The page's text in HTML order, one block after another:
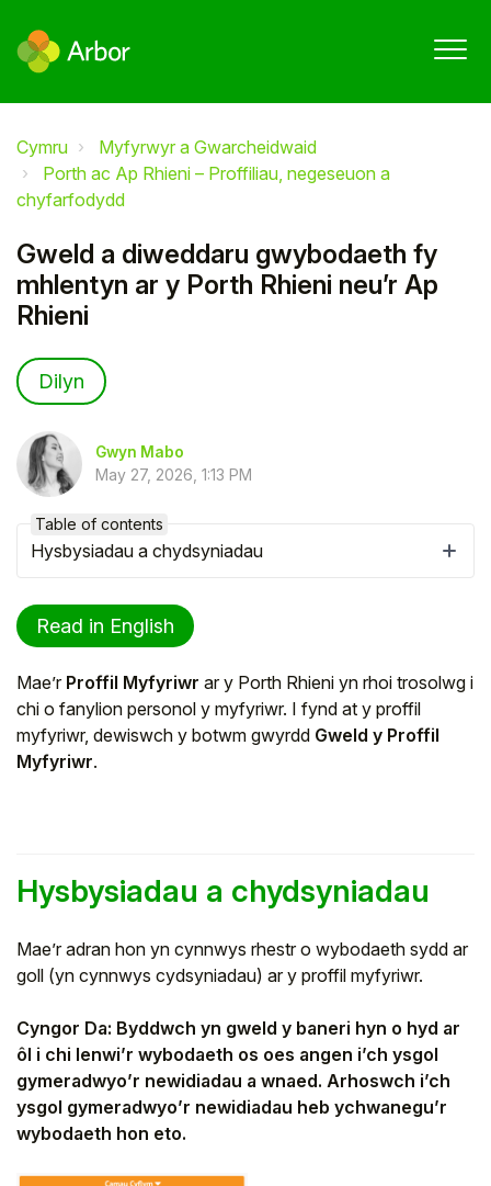
Cymru
Myfyrwyr a Gwarcheidwaid
Porth ac Ap Rhieni – Proffiliau, negeseuon a
chyfarfodydd
Gweld a diweddaru gwybodaeth fy
mhlentyn ar y Porth Rhieni neu’r Ap
Rhieni
Dilyn
Gwyn Mabo
May 27, 2026, 1:13 PM
Read in English
Mae’r Proffil Myfyriwr ar y Porth Rhieni yn rhoi trosolwg i
chi o fanylion personol y myfyriwr. I fynd at y proffil
myfyriwr, dewiswch y botwm gwyrdd Gweld y Proffil
Myfyriwr.
Hysbysiadau a chydsyniadau
Mae’r adran hon yn cynnwys rhestr o wybodaeth sydd ar
goll (yn cynnwys cydsyniadau) ar y proffil myfyriwr.
Cyngor Da: Byddwch yn gweld y baneri hyn o hyd ar
ôl i chi lenwi’r wybodaeth os oes angen i’ch ysgol
gymeradwyo’r newidiadau a wnaed. Arhoswch i’ch
ysgol gymeradwyo’r newidiadau heb ychwanegu’r
wybodaeth hon eto.
Table of contents
Hysbysiadau a chydsyniadau
I gael y cyngor gorau i chi, rhowch wybod i ni a
ydych yn:
Rhiant/Gwarcheidwad
Myfyriwr
Aelod o staff